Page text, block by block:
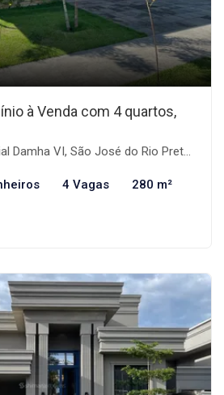
à Venda com 4 quartos,
Damha VI, São José do Rio Preto-SP
4 Vagas 280 m²